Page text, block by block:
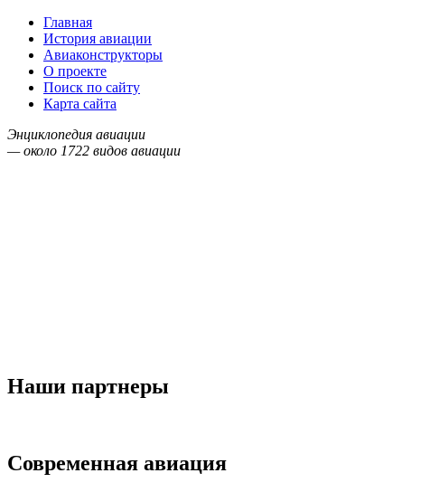
Главная
История авиации
Авиаконструкторы
О проекте
Поиск по сайту
Карта сайта
Энциклопедия авиации
— около 1722 видов авиации
Наши партнеры
Современная авиация